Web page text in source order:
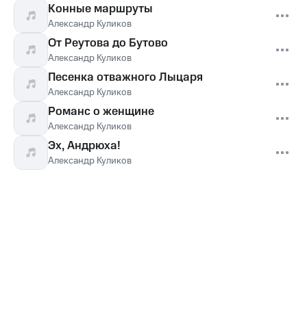
Конные маршруты
Александр Куликов
От Реутова до Бутово
Александр Куликов
Песенка отважного Лыцаря
Александр Куликов
Романс о женщине
Александр Куликов
Эх, Андрюха!
Александр Куликов